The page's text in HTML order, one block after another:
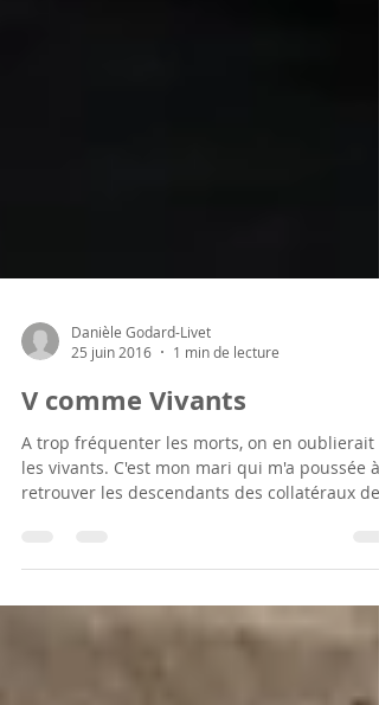
Danièle Godard-Livet
25 juin 2016
1 min de lecture
V comme Vivants
A trop fréquenter les morts, on en oublierait